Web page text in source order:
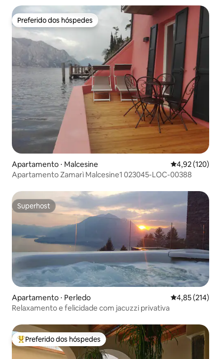
Preferido dos hóspedes
Preferido dos hóspedes
Apartamento ⋅ Malcesine 4,92 de uma
4,92 (120)
Apartamento Zamarì Malcesine1 023045-LOC-00388
Superhost
Superhost
Apartamento ⋅ Perledo 4,85 de uma
4,85 (214)
Relaxamento e felicidade com jacuzzi privativa
Entre os melhores preferidos dos hóspedes
Preferido dos hóspedes